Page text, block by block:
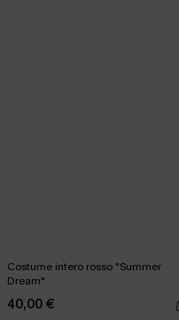
Costume intero rosso "Summer
Dream"
40,00 €